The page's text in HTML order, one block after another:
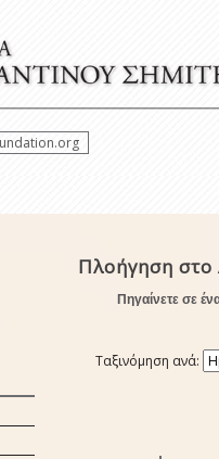
Πλοήγηση
Πηγαίνετε σε
Ταξινόμηση ανά: